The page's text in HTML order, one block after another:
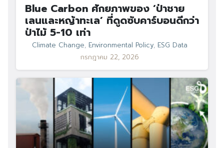
Blue Carbon ศักยภาพของ ‘ป่าชาย
เลนและหญ้าทะเล’ ที่ดูดซับคาร์บอนดีกว่า
ป่าไม้ 5-10 เท่า
Climate Change, Environmental Policy, ESG Data
กรกฎาคม 22, 2026